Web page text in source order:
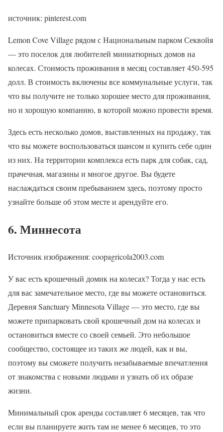
источник: pinterest.com
Lemon Cove Village рядом с Национальным парком Секвойя
— это поселок для любителей миниатюрных домов на
колесах. Стоимость проживания в месяц составляет 450-595
долл. В стоимость включены все коммунальные услуги, так
что вы получите не только хорошее место для проживания,
но и хорошую компанию, в которой можно провести время.
Здесь есть несколько домов, выставленных на продажу, так
что вы можете воспользоваться шансом и купить себе один
из них. На территории комплекса есть парк для собак, сад,
прачечная, магазины и многое другое. Вы будете
наслаждаться своим пребыванием здесь, поэтому просто
узнайте больше об этом месте и арендуйте его.
6. Миннесота
Источник изображения: coopagricola2003.com
У вас есть крошечный домик на колесах? Тогда у нас есть
для вас замечательное место, где вы можете остановиться.
Деревня Sanctuary Minnesota Village — это место, где вы
можете припарковать свой крошечный дом на колесах и
остановиться вместе со своей семьей. Это небольшое
сообщество, состоящее из таких же людей, как и вы,
поэтому вы сможете получить незабываемые впечатления
от знакомства с новыми людьми и узнать об их образе
жизни.
Минимальный срок аренды составляет 6 месяцев, так что
если вы планируете жить там не менее 6 месяцев, то это